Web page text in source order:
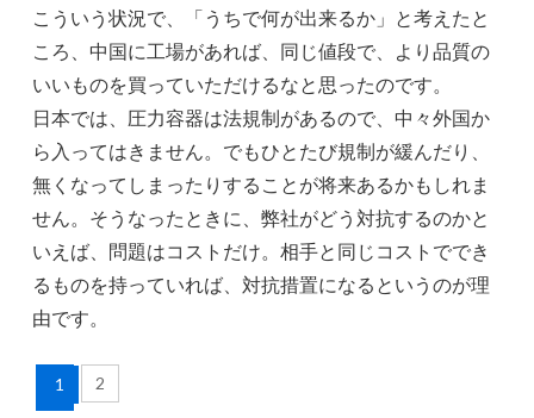
こういう状況で、「うちで何が出来るか」と考えたと
ころ、中国に工場があれば、同じ値段で、より品質の
いいものを買っていただけるなと思ったのです。
日本では、圧力容器は法規制があるので、中々外国か
ら入ってはきません。でもひとたび規制が緩んだり、
無くなってしまったりすることが将来あるかもしれま
せん。そうなったときに、弊社がどう対抗するのかと
いえば、問題はコストだけ。相手と同じコストででき
るものを持っていれば、対抗措置になるというのが理
由です。
1 2